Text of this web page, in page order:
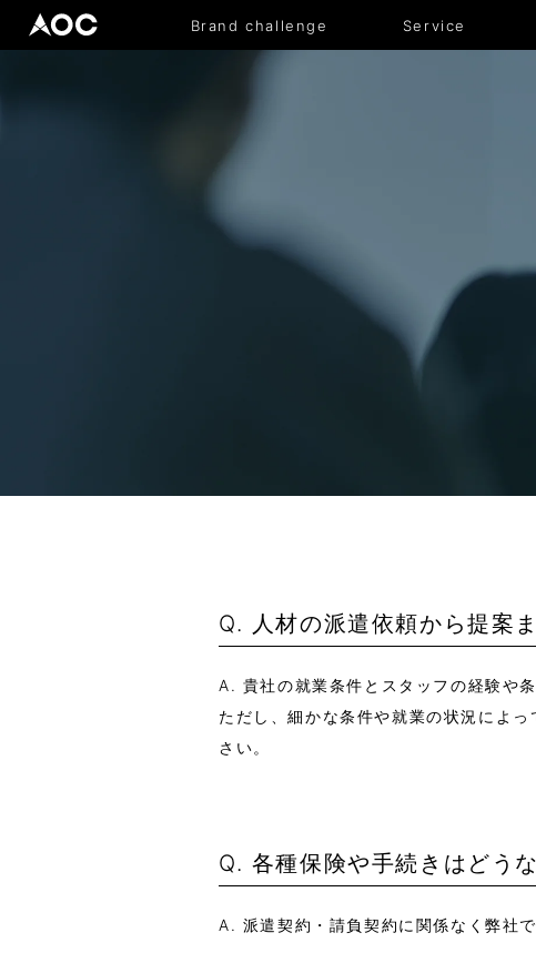
Brand challenge Service
Q. 人材の派遣依頼から提案
A. 貴社の就業条件とスタッフの経験や
ただし、細かな条件や就業の状況によ
さい。
Q. 各種保険や手続きはどう
A. 派遣契約・請負契約に関係なく弊社